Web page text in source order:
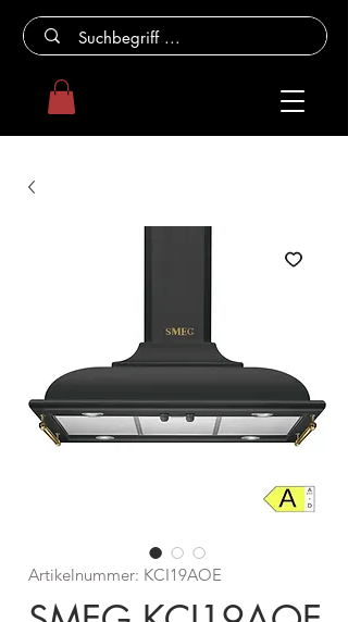
Artikelnummer: KCI19AOE